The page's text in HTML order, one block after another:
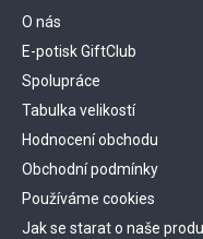
O nás
E-potisk GiftClub
Spolupráce
Tabulka velikostí
Hodnocení obchodu
Obchodní podmínky
Používáme cookies
Jak se starat o naše